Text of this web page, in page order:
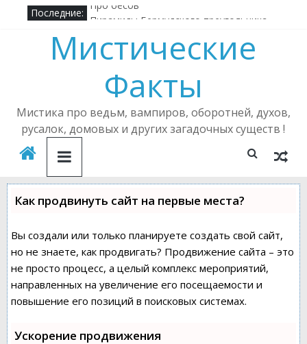
Последние: Про бесов
Алена Полынь — легендарная ведьма
Кричащий лес
Где в России можно встретить русалку?
Подселенный бес
Мистические
Факты
Мистика про ведьм, вампиров, оборотней, духов,
русалок, домовых и других загадочных существ !
Как продвинуть сайт на первые места?
Вы создали или только планируете создать свой сайт,
но не знаете, как продвигать? Продвижение сайта – это
не просто процесс, а целый комплекс мероприятий,
направленных на увеличение его посещаемости и
повышение его позиций в поисковых системах.
Ускорение продвижения